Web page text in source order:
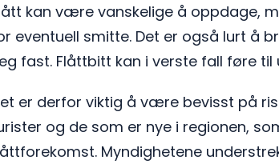
kan være vanskelige å oppdage,
eventuell smitte. Det er også lurt å
fast. Flåttbitt kan i verste fall føre
er derfor viktig å være bevisst på
og de som er nye i regionen,
Myndighetene